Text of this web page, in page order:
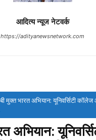
आदित्य न्यूज नेटवर्क
https://adityanewsnetwork.com